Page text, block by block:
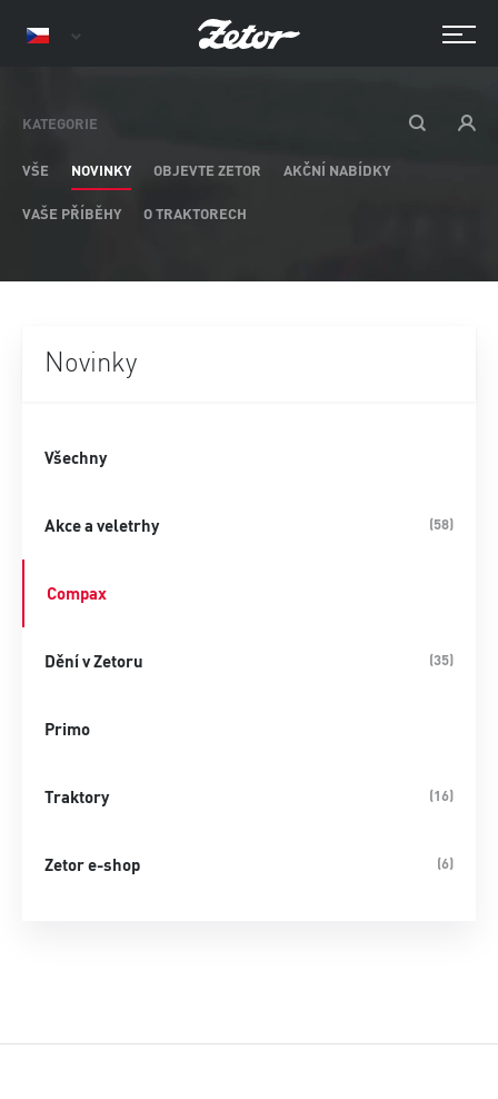
KATEGORIE
VŠE NOVINKY OBJEVTE ZETOR AKČNÍ NABÍDKY
VAŠE PŘÍBĚHY O TRAKTORECH
Novinky
Všechny
Akce a veletrhy (58)
Compax
Dění v Zetoru (35)
Primo
Traktory (16)
Zetor e-shop (6)